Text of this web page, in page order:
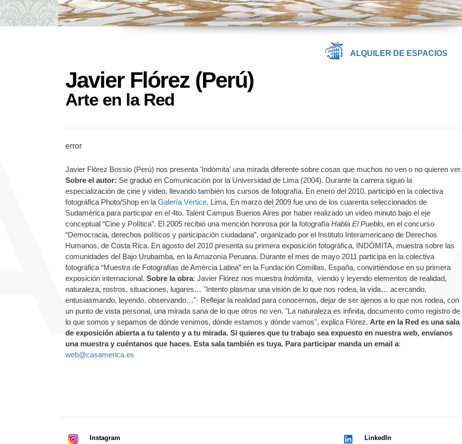
ALQUILER DE ESPACIOS
Javier Flórez (Perú)
Arte en la Red
error
Javier Flórez Bossio (Perú) nos presenta 'Indómita' una mirada diferente sobre cosas que muchos no ven o no quieren ver.
Sobre el autor: Se graduó en Comunicación por la Universidad de Lima (2004). Durante la carrera siguió la
especialización de cine y video, llevando también los cursos de fotografía. En enero del 2010, participó en la colectiva
fotográfica Photo/Shop en la Galería Vértice, Lima. En marzo del 2009 fue uno de los cuarenta seleccionados de
Sudamérica para participar en el 4to. Talent Campus Buenos Aires por haber realizado un video minuto bajo el eje
conceptual “Cine y Política”. El 2005 recibió una mención honrosa por la fotografía Habla El Pueblo, en el concurso
“Democracia, derechos políticos y participación ciudadana”, organizado por el Instituto Interamericano de Derechos
Humanos, de Costa Rica. En agosto del 2010 presenta su primera exposición fotográfica, INDÓMITA, muestra sobre las
comunidades del Bajo Urubamba, en la Amazonía Peruana. Durante el mes de mayo 2011 participa en la colectiva
fotográfica “Muestra de Fotografías de Amércia Latina” en la Fundación Comillas, España, convirtiéndose en su primera
exposición internacional. Sobre la obra: Javier Flórez nos muestra Indómita, viendo y leyendo elementos de realidad,
naturaleza, rostros, situaciones, lugares… "Intento plasmar una visión de lo que nos rodea, la vida… acercando,
entusiasmando, leyendo, observando…"· Reflejar la realidad para conocernos, dejar de ser ajenos a lo que nos rodea, con
un punto de vista personal, una mirada sana de lo que otros no ven. "La naturaleza es infinita, documento como registro de
lo que somos y sepamos de dónde venimos, dónde estamos y dónde vamos", explica Flórez. Arte en la Red es una sala
de exposición abierta a tu talento y a tu mirada. Si quieres que tu trabajo sea expuesto en nuestra web, envíanos
una muestra y cuéntanos que haces. Esta sala también es tuya. Para participar manda un email a:
web@casamerica.es
Instagram LinkedIn